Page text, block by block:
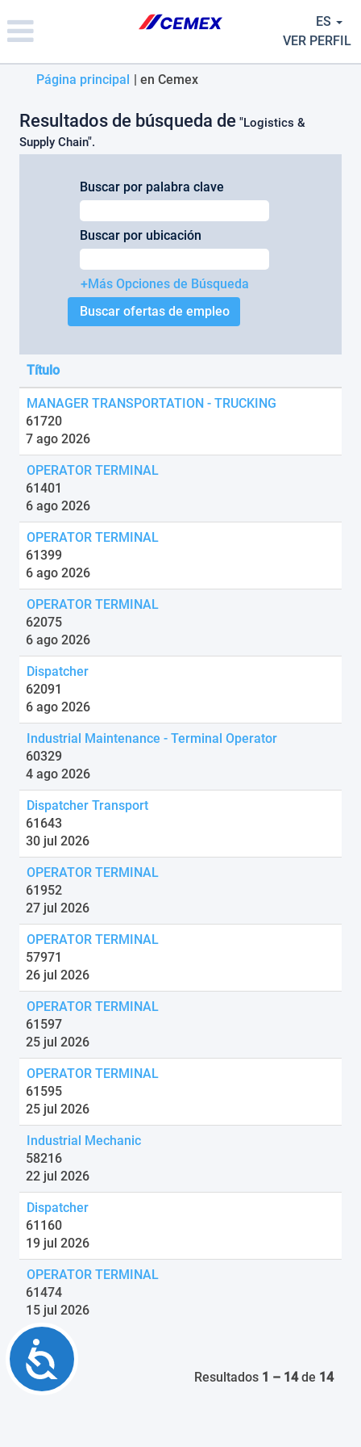
note:
This
includes
system.
Accessibility
ES
VER PERFIL
Página principal | en Cemex(página
Resultados de búsqueda de "Logistics &
Supply Chain".
Buscar por palabra clave
Buscar por ubicación
+Más Opciones de Búsqueda
Título
MANAGER TRANSPORTATION - TRUCKING
61720
7 ago 2026
OPERATOR TERMINAL
61401
6 ago 2026
OPERATOR TERMINAL
61399
6 ago 2026
OPERATOR TERMINAL
62075
6 ago 2026
Dispatcher
62091
6 ago 2026
Industrial Maintenance - Terminal Operator
60329
4 ago 2026
Dispatcher Transport
61643
30 jul 2026
OPERATOR TERMINAL
61952
27 jul 2026
OPERATOR TERMINAL
57971
26 jul 2026
OPERATOR TERMINAL
61597
25 jul 2026
OPERATOR TERMINAL
61595
25 jul 2026
Industrial Mechanic
58216
22 jul 2026
Dispatcher
61160
19 jul 2026
OPERATOR TERMINAL
61474
15 jul 2026
Resultados 1 – 14de 14